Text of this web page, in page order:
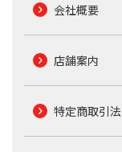
会社概要
店舗案内
特定商取引法